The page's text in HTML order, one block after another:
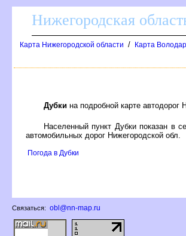
Нижегородская
Карта Нижегородской области / Карта
Дубки на подробной карте
Населенный пункт Дубки показан в
автомобильных дорог Нижегородской обл.
Погода в Дубки
Связаться: obl@nn-map.ru